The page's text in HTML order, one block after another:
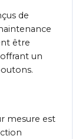
de
être
un
mesure est